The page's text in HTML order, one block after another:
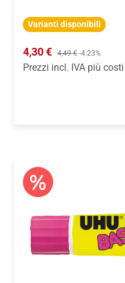
Varianti disponibili
Prezzo di vendita:
4,30 € Prezzo normale:
4,49 € -4.23%
Prezzi incl. IVA più